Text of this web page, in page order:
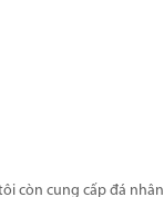
còn cung cấp đá nhân